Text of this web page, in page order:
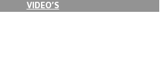
VIDEO’S